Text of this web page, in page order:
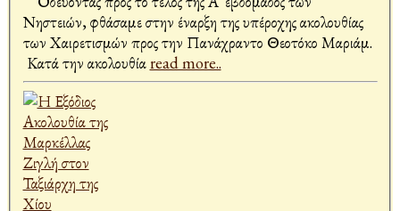
Νηστειών, φθάσαμε στην έναρξη της υπέροχης ακολουθίας
των Χαιρετισμών προς την Πανάχραντο Θεοτόκο Μαριάμ.
Κατά την ακολουθίαread more..